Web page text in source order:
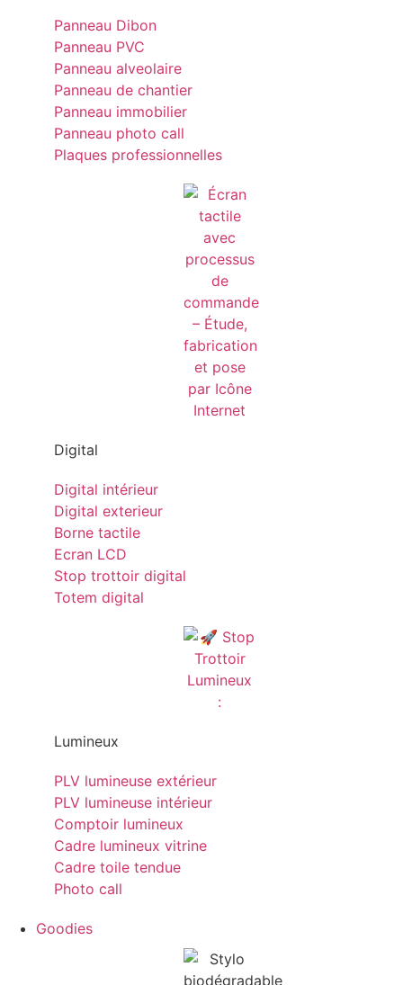
Panneau Dibon
Panneau PVC
Panneau alveolaire
Panneau de chantier
Panneau immobilier
Panneau photo call
Plaques professionnelles
Digital
Digital intérieur
Digital exterieur
Borne tactile
Ecran LCD
Stop trottoir digital
Totem digital
Lumineux
PLV lumineuse extérieur
PLV lumineuse intérieur
Comptoir lumineux
Cadre lumineux vitrine
Cadre toile tendue
Photo call
Goodies